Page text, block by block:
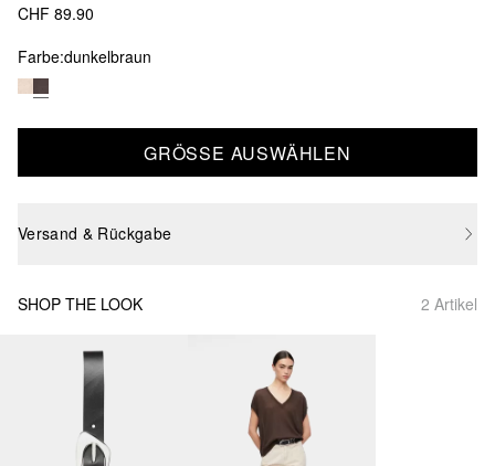
CHF 89.90
Farbe:dunkelbraun
GRÖSSE AUSWÄHLEN
Versand & Rückgabe
SHOP THE LOOK 2 Artikel